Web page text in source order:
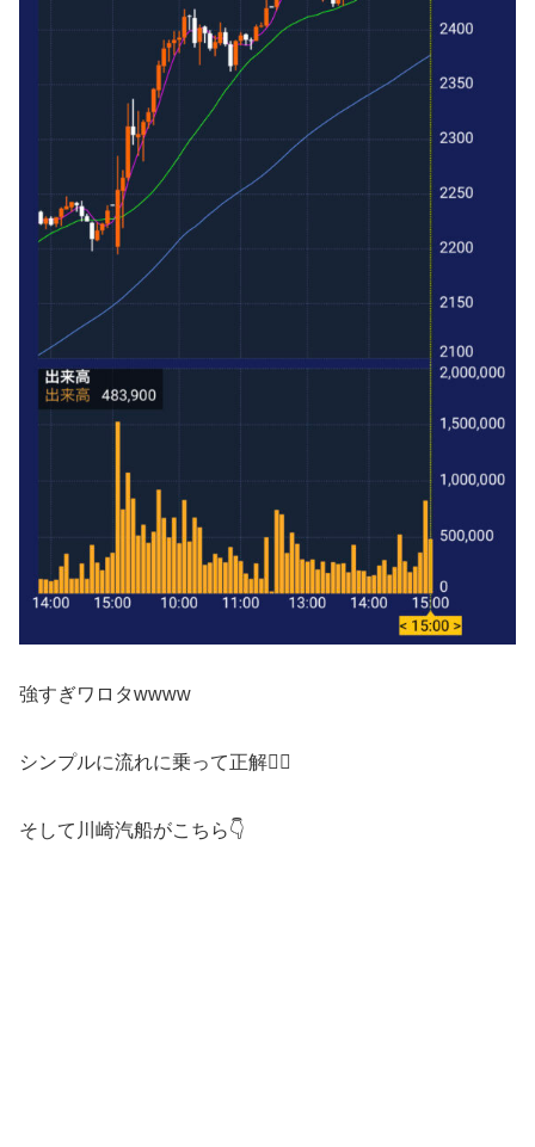
強すぎワロタwwww
シンプルに流れに乗って正解🙆‍♂️
そして川崎汽船がこちら👇